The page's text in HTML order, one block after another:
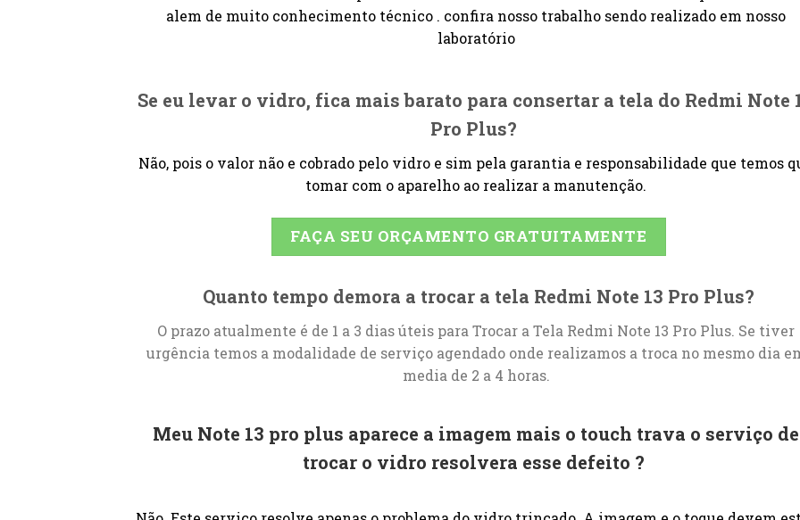
alem de muito conhecimento técnico . confira nosso trabalho sendo realizado em nosso
laboratório
Se eu levar o vidro, fica mais barato para consertar a tela do Redmi Note
Pro Plus?
Não, pois o valor não e cobrado pelo vidro e sim pela garantia e responsabilidade que temos
tomar com o aparelho ao realizar a manutenção.
FAÇA SEU ORÇAMENTO GRATUITAMENTE
Quanto tempo demora a trocar a tela Redmi Note 13 Pro Plus?
O prazo atualmente é de 1 a 3 dias úteis para Trocar a Tela Redmi Note 13 Pro Plus. Se tiver
urgência temos a modalidade de serviço agendado onde realizamos a troca no mesmo dia
media de 2 a 4 horas.
Meu Note 13 pro plus aparece a imagem mais o touch trava o serviço de
trocar o vidro resolvera esse defeito ?